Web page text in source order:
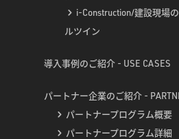
i-Construction/建設現場
ルツイン
導入事例のご紹介 - USE CASES
パートナー企業のご紹介 -
パートナープログラム概要
パートナープログラム詳細